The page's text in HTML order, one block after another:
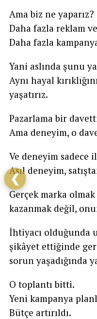
Ama biz ne yaparız?
Daha fazla reklam
Daha fazla
Yani aslında şunu
Aynı hayal
yaşatırız.
Pazarlama bir
Ama deneyim, o
Ve deneyim sadece
Asıl deneyim,
Gerçek marka
kazanmak değil,
İhtiyacı olduğunda
şikâyet ettiğinde
sorun yaşadığında
O toplantı bitti.
Yeni kampanya
Bütçe artırıldı.
❮